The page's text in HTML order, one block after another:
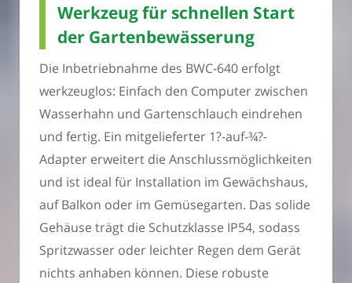
Werkzeug für schnellen Start
der Gartenbewässerung
Die Inbetriebnahme des BWC-640 erfolgt
werkzeuglos: Einfach den Computer zwischen
Wasserhahn und Gartenschlauch eindrehen
und fertig. Ein mitgelieferter 1?-auf-¾?-
Adapter erweitert die Anschlussmöglichkeiten
und ist ideal für Installation im Gewächshaus,
auf Balkon oder im Gemüsegarten. Das solide
Gehäuse trägt die Schutzklasse IP54, sodass
Spritzwasser oder leichter Regen dem Gerät
nichts anhaben können. Diese robuste